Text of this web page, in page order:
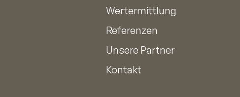
Wertermittlung
Referenzen
Unsere Partner
Kontakt